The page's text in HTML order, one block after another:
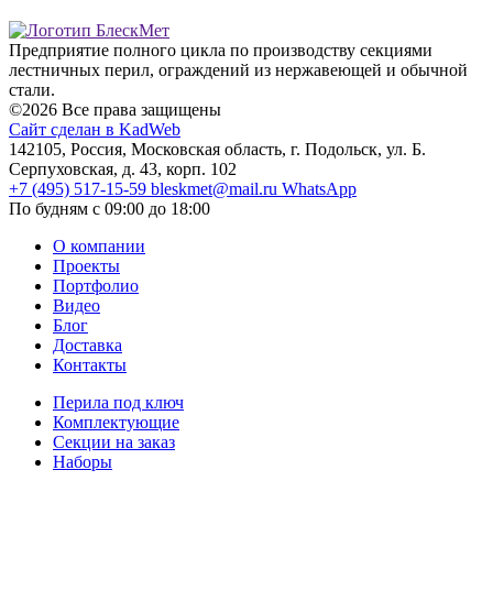
Предприятие полного цикла по производству секциями
лестничных перил, ограждений из нержавеющей и обычной
стали.
©2026 Все права защищены
Сайт сделан в KadWeb
142105, Россия, Московская область, г. Подольск, ул. Б.
Серпуховская, д. 43, корп. 102
+7 (495) 517-15-59 bleskmet@mail.ru WhatsApp
По будням с 09:00 до 18:00
О компании
Проекты
Портфолио
Видео
Блог
Доставка
Контакты
Перила под ключ
Комплектующие
Секции на заказ
Наборы